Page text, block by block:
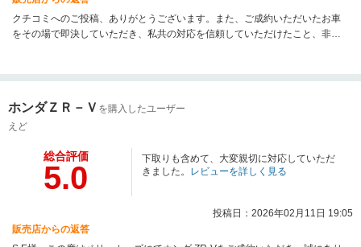
クチコミへのご投稿、ありがとうございます。また、ご成約いただいたお車
をその場で即決していただき、私共の対応を信頼していただけたこと、非常
両の細部までチェックを行い、良い所も悪い所も包み隠さずお話しいたしま
ったものと確信しております。「納得して車を買いたい」とお考えの方は、
ぜひ一度当店の在庫車両をご覧いただき、説明の質を体感してください。今
ホンダＺＲ－Ｖ を購入したユーザー
えど
総合評価
5.0
下取りも含めて、大変親切に対応していただ
きました。 レビューを詳しく見る
投稿日：2026年02月11日 19:05
販売店からの返答